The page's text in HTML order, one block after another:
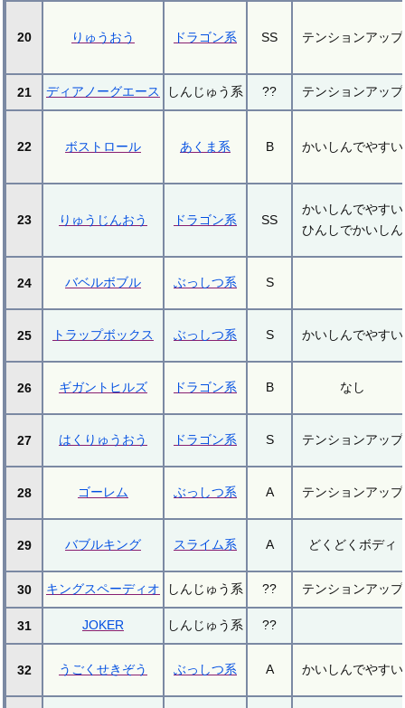
20 りゅうおう ドラゴン系 SS テンションアップ
21 ディアノーグエース しんじゅう系 ?? テンションアップ
22 ボストロール あくま系 B かいしんでやすい
23 りゅうじんおう ドラゴン系 SS
かいしんでやすい
ひんしでかいしん
24 バベルボブル ぶっしつ系 S
25 トラップボックス ぶっしつ系 S かいしんでやすい
26 ギガントヒルズ ドラゴン系 B なし
27 はくりゅうおう ドラゴン系 S テンションアップ
28 ゴーレム ぶっしつ系 A テンションアップ
29 バブルキング スライム系 A どくどくボディ
30 キングスペーディオ しんじゅう系 ?? テンションアップ
31 JOKER しんじゅう系 ??
32 うごくせきぞう ぶっしつ系 A かいしんでやすい